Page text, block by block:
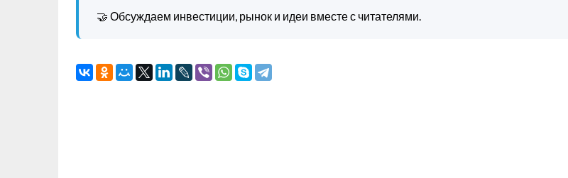
🤝 Обсуждаем инвестиции, рынок и идеи вместе с читателями.